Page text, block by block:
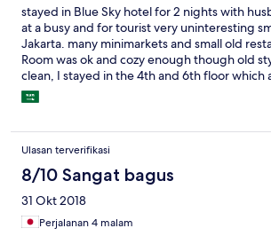
stayed in Blue Sky hotel for 2 nights with
at a busy and for tourist very uninteresting
Jakarta. many minimarkets and small old
Room was ok and cozy enough though old
clean, I stayed in the 4th and 6th floor which
levels. Room has big window (amazing), it
the ac is too cold.
Ulasan terverifikasi
8/10 Sangat bagus
31 Okt 2018
Perjalanan 4 malam